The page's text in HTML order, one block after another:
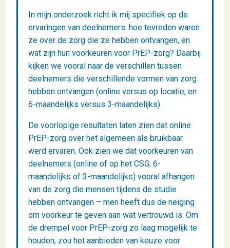
In mijn onderzoek richt ik mij specifiek op de
ervaringen van deelnemers: hoe tevreden waren
ze over de zorg die ze hebben ontvangen, en
wat zijn hun voorkeuren voor PrEP-zorg? Daarbij
kijken we vooral naar de verschillen tussen
deelnemers die verschillende vormen van zorg
hebben ontvangen (online versus op locatie, en
6-maandelijks versus 3-maandelijks).
De voorlopige resultaten laten zien dat online
PrEP-zorg over het algemeen als bruikbaar
werd ervaren. Ook zien we dat voorkeuren van
deelnemers (online of op het CSG; 6-
maandelijks of 3-maandelijks) vooral afhangen
van de zorg die mensen tijdens de studie
hebben ontvangen – men heeft dus de neiging
om voorkeur te geven aan wat vertrouwd is. Om
de drempel voor PrEP-zorg zo laag mogelijk te
houden, zou het aanbieden van keuze voor